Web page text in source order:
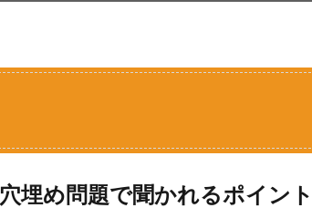
埋め問題で聞かれるポイン